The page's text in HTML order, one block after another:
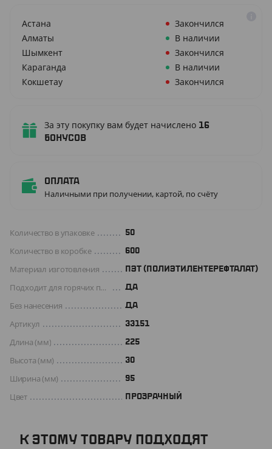
Астана
Закончился
Алматы
В наличии
Шымкент
Закончился
Караганда
В наличии
Кокшетау
Закончился
За эту покупку вам будет начислено 16
бонусов
Оплата
Наличными при получении, картой, по счёту
Количество в упаковке 50
Количество в коробке 600
Материал изготовления ПЭТ (ПОЛИЭТИЛЕНТЕРЕФТАЛАТ)
Подходит для горячих продуктов ДА
Без нанесения ДА
Артикул 33151
Длина (мм) 225
Высота (мм) 30
Ширина (мм) 95
Цвет ПРОЗРАЧНЫЙ
К ЭТОМУ ТОВАРУ ПОДХОДЯТ